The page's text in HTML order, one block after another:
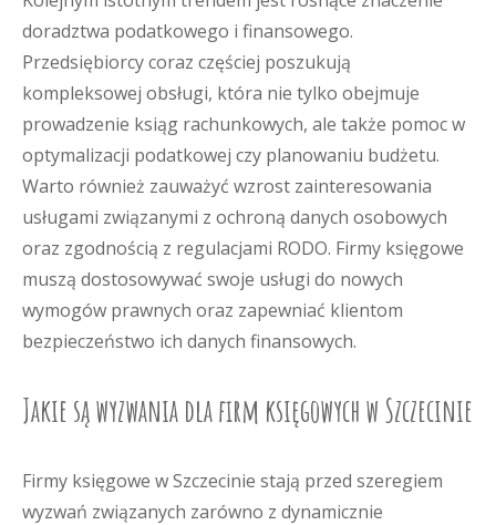
doradztwa podatkowego i finansowego.
Przedsiębiorcy coraz częściej poszukują
kompleksowej obsługi, która nie tylko obejmuje
prowadzenie ksiąg rachunkowych, ale także pomoc w
optymalizacji podatkowej czy planowaniu budżetu.
Warto również zauważyć wzrost zainteresowania
usługami związanymi z ochroną danych osobowych
oraz zgodnością z regulacjami RODO. Firmy księgowe
muszą dostosowywać swoje usługi do nowych
wymogów prawnych oraz zapewniać klientom
bezpieczeństwo ich danych finansowych.
Jakie są wyzwania dla firm księgowych w Szczecinie
Firmy księgowe w Szczecinie stają przed szeregiem
wyzwań związanych zarówno z dynamicznie